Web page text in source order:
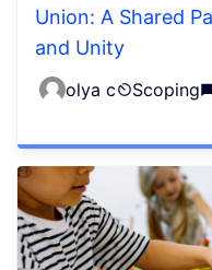
Union: A Shared
and Unity
olya c Scoping